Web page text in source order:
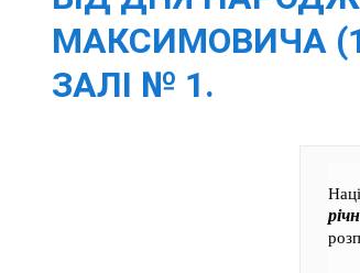
МАКСИМОВИЧА
ЗАЛІ № 1.